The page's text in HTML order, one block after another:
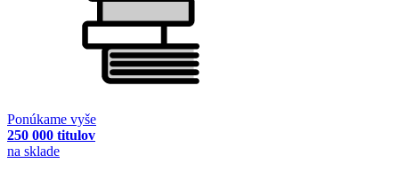
Ponúkame vyše
250 000 titulov
na sklade